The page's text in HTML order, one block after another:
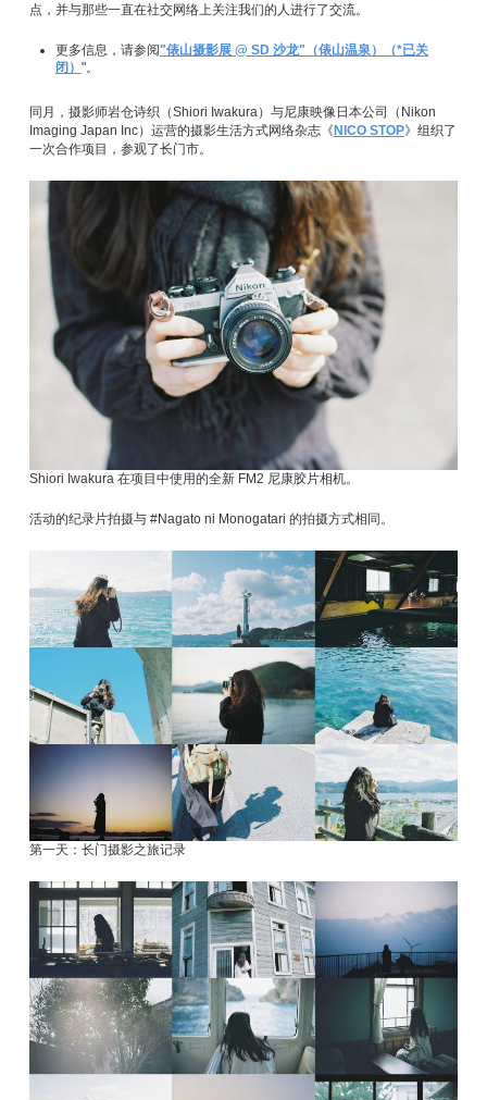
点，并与那些一直在社交网络上关注我们的人进行了交流。
更多信息，请参阅"俵山摄影展 @ SD 沙龙"（俵山温泉）（*已关
闭） "。
同月，摄影师岩仓诗织（Shiori Iwakura）与尼康映像日本公司（Nikon
Imaging Japan Inc）运营的摄影生活方式网络杂志《NICO STOP》组织了
一次合作项目，参观了长门市。
Shiori Iwakura 在项目中使用的全新 FM2 尼康胶片相机。
活动的纪录片拍摄与 #Nagato ni Monogatari 的拍摄方式相同。
第一天：长门摄影之旅记录